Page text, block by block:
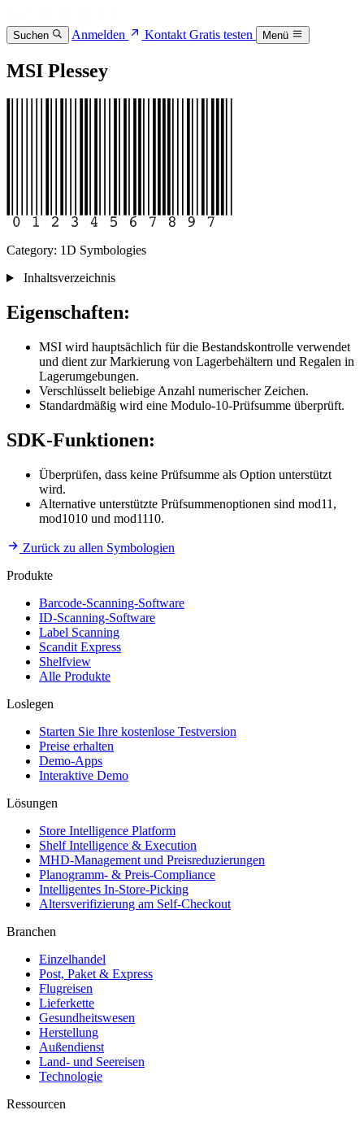
Suchen Anmelden KontaktGratis testen Menü
MSI Plessey
Category: 1D Symbologies
Inhaltsverzeichnis
Eigenschaften:
MSI wird hauptsächlich für die Bestandskontrolle verwendet
und dient zur Markierung von Lagerbehältern und Regalen in
Lagerumgebungen.
Verschlüsselt beliebige Anzahl numerischer Zeichen.
Standardmäßig wird eine Modulo-10-Prüfsumme überprüft.
SDK-Funktionen:
Überprüfen, dass keine Prüfsumme als Option unterstützt
wird.
Alternative unterstützte Prüfsummenoptionen sind mod11,
mod1010 und mod1110.
Zurück zu allen Symbologien
Produkte
Barcode-Scanning-Software
ID-Scanning-Software
Label Scanning
Scandit Express
Shelfview
Alle Produkte
Loslegen
Starten Sie Ihre kostenlose Testversion
Preise erhalten
Demo-Apps
Interaktive Demo
Lösungen
Store Intelligence Platform
Shelf Intelligence & Execution
MHD-Management und Preisreduzierungen
Planogramm- & Preis-Compliance
Intelligentes In-Store-Picking
Altersverifizierung am Self-Checkout
Branchen
Einzelhandel
Post, Paket & Express
Flugreisen
Lieferkette
Gesundheitswesen
Herstellung
Außendienst
Land- und Seereisen
Technologie
Ressourcen